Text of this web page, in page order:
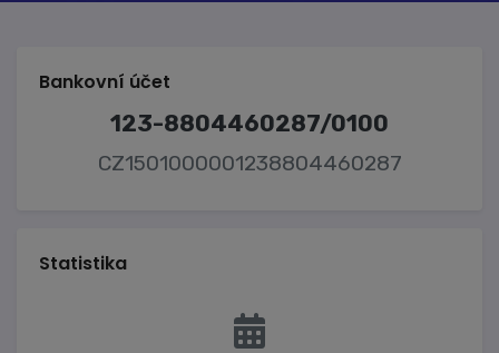
Bankovní účet
123-8804460287/0100
CZ1501000001238804460287
Statistika